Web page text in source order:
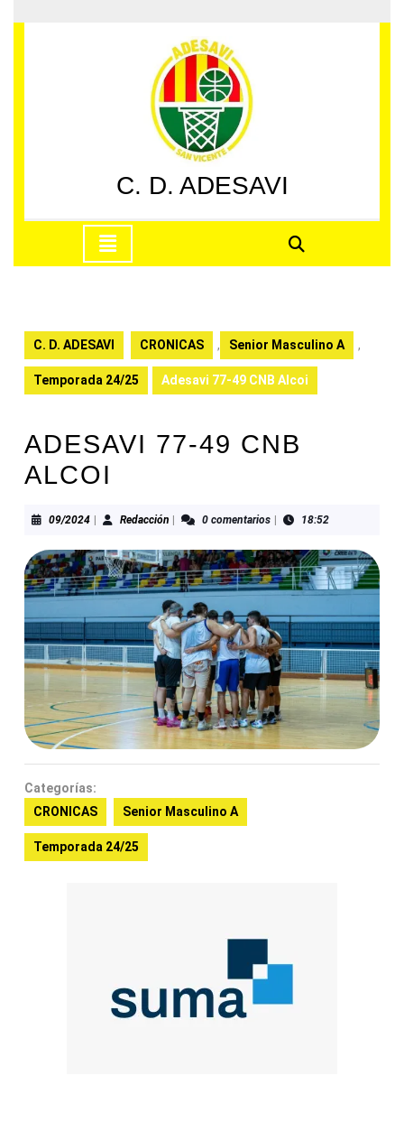
al
C. D. ADESAVI
apertura
C. D. ADESAVI CRONICAS , Senior Masculino A ,
Temporada 24/25 Adesavi 77-49 CNB Alcoi
ADESAVI 77-49 CNB
ALCOI
09/202409/2024RedacciónRedacción0 comentarios 18:52
Categorías:
CRONICAS
Senior Masculino A
Temporada 24/25